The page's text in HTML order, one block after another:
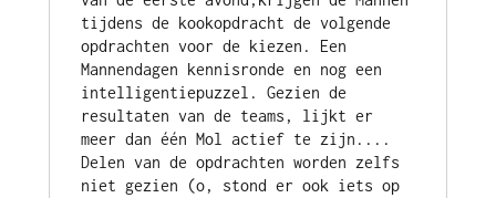
tijdens de kookopdracht de volgende
opdrachten voor de kiezen. Een
Mannendagen kennisronde en nog een
intelligentiepuzzel. Gezien de
resultaten van de teams, lijkt er
meer dan één Mol actief te zijn....
Delen van de opdrachten worden zelfs
niet gezien (o, stond er ook iets op